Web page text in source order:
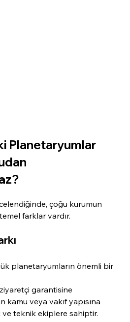
Planetaryumlar
çoğu kurumun
farklar vardır.
planetaryumların önemli bir
garantisine
kamu veya vakıf yapısına
ve teknik ekiplere sahiptir.